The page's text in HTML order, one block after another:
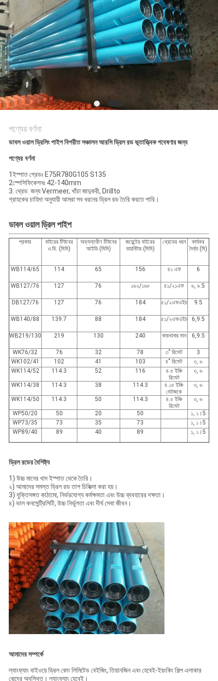
ক্ষেত্রেই
সাইট
ম্যাপ
PRIVACY
POLICY
পণ্যের বর্ণনা
ডাবল ওয়াল ড্রিলিং পাইপ বিপরীত সঞ্চালন আরসি ড্রিল রড ভূতাত্ত্বিক গবেষণার জন্য
পণ্যের বর্ণনা
1ইস্পাত গ্রেডঃ E75R780G105 S135
2স্পেসিফিকেশনঃ 42-140mm
3. থ্রেড: জন্য Vermeer, খাঁচা জাদুকরী, Drillto
গ্রাহকের চাহিদা অনুযায়ী আমরা সব ধরনের ড্রিল রড তৈরি করতে পারি।
ডাবল ওয়াল ড্রিল পাইপ
প্রকার
বাইরের টিউবের
ও.ডি. (মিমি)
অভ্যন্তরীণ টিউবের
আইডি (মিমি)
জয়েন্টের বাইরের
ডায়নিটার (মিমি)
থ্রেডের ধরন
কার্যকর
দৈর্ঘ্য (মি)
WB114/65 114 65 156 ৪১ এফ 6
WB127/76 127 76 ১৬২/১৬৮ ৪১/২১এফ ৬, ৯.5
DB127/76 127 76 184 ৫১/২এফএইচ 9.5
WB140/88 139.7 88 184 ৫১/২এফএইচ 6,9.5
WB219/130 219 130 240 কারখানার মান 6,9.5
WK76/32 76 32 78 ৩" রিমেট
3
WK102/41
102 41 103 ৪" রিমেট
৩, ৬
WK114/52
114.3 52 116
৪.৫ ইঞ্চি
রিমেট
৩, ৬
WK114/38 114.3 38 114.3
৪.১৫ ইঞ্চি
মেটজকে
৩, ৬
WK114/50 114.3 50 114.3
৪.৫ ইঞ্চি
রিমেট
৩, ৬
WP50/20 50 20 50
১, ১।5
WP73/35
73 35 73
১, ১।5
WP89/40
89 40 89 ১, ১।5
ড্রিল রডের বৈশিষ্ট্য
1) উচ্চ মানের খাদ ইস্পাত থেকে তৈরি।
২) আমাদের সমস্ত ড্রিল রড তাপ চিকিত্সা করা হয়।
3) যুক্তিসঙ্গত কাঠামো, নির্ভরযোগ্য কর্মক্ষমতা এবং উচ্চ ব্যবহারের দক্ষতা।
৪) ভাল কনসেন্ট্রিসিটি, উচ্চ নির্ভুলতা এবং দীর্ঘ সেবা জীবন।
আমাদের সম্পর্কে
ল্যাংফ্যাং বাইওয়ে ড্রিল কোং লিমিটেড বেইজিং, তিয়ানজিন এবং হেবেই-ইয়ংকিং শিল্প এলাকার
কেন্দ্রে অবস্থিত। ল্যাংফ্যাং হেবেই।